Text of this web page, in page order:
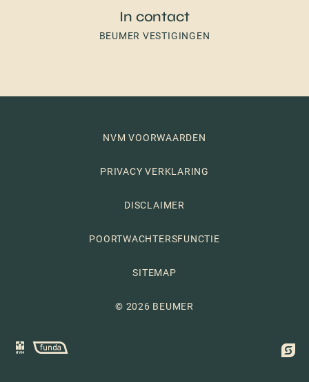
In contact
BEUMER VESTIGINGEN
NVM VOORWAARDEN
PRIVACY VERKLARING
DISCLAIMER
POORTWACHTERSFUNCTIE
SITEMAP
© 2026 BEUMER